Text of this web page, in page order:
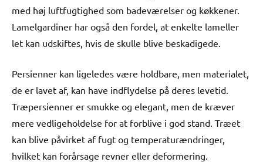
med høj luftfugtighed som badeværelser og køkkener.
Lamelgardiner har også den fordel, at enkelte lameller
let kan udskiftes, hvis de skulle blive beskadigede.
Persienner kan ligeledes være holdbare, men materialet,
de er lavet af, kan have indflydelse på deres levetid.
Træpersienner er smukke og elegant, men de kræver
mere vedligeholdelse for at forblive i god stand. Træet
kan blive påvirket af fugt og temperaturændringer,
hvilket kan forårsage revner eller deformering.